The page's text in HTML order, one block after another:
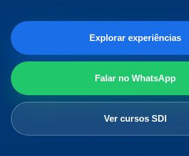
Explorar experiências
Falar no WhatsApp
Ver cursos SDI